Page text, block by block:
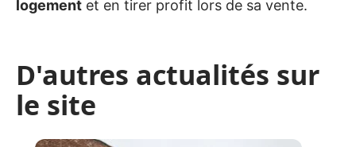
logement et en tirer profit lors de sa vente.
D'autres actualités sur
le site